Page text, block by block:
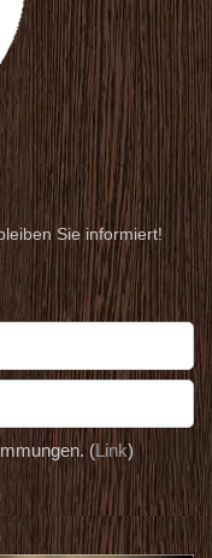
Sie informiert!
(Link)